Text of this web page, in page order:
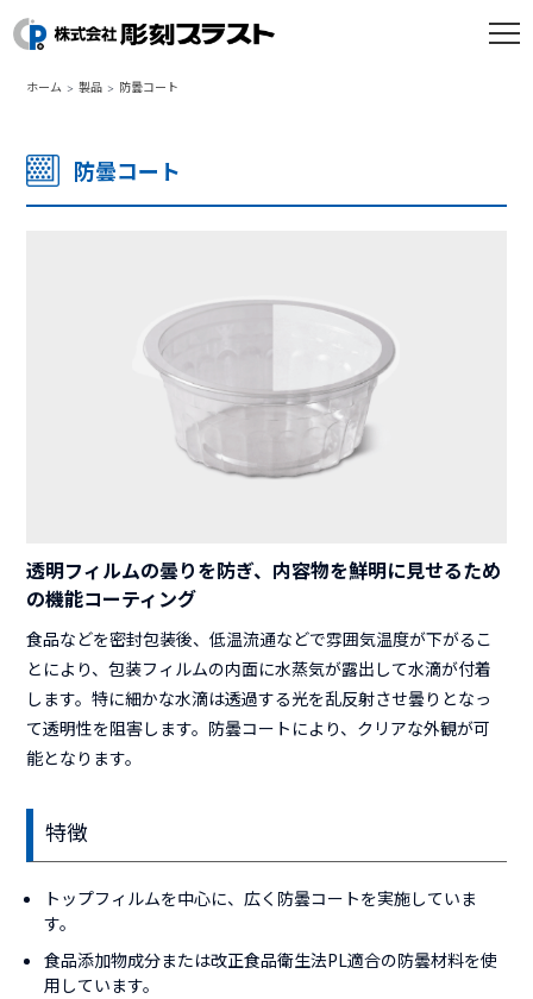
ホーム 製品 防曇コート
防曇コート
透明フィルムの曇りを防ぎ、内容物を鮮明に見せるため
の機能コーティング
食品などを密封包装後、低温流通などで雰囲気温度が下がるこ
とにより、包装フィルムの内面に水蒸気が露出して水滴が付着
します。特に細かな水滴は透過する光を乱反射させ曇りとなっ
て透明性を阻害します。防曇コートにより、クリアな外観が可
能となります。
特徴
トップフィルムを中心に、広く防曇コートを実施していま
す。
食品添加物成分または改正食品衛生法PL適合の防曇材料を使
用しています。